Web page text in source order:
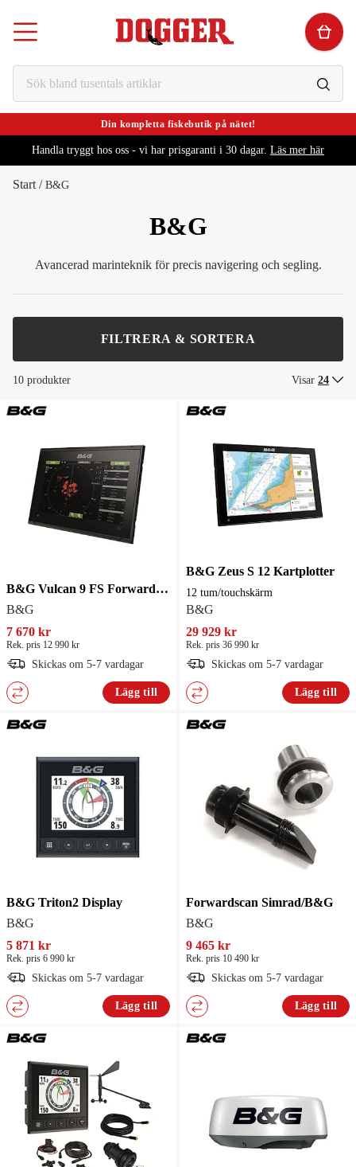
Din kompletta fiskebutik på nätet!
Handla tryggt hos oss - vi har prisgaranti i 30 dagar. Läs mer här
Start / B&G
B&G
Avancerad marinteknik för precis navigering och segling.
FILTRERA & SORTERA
10 produkter Visar 24
B&G Vulcan 9 FS Forward Scan Kartplotter
B&G
7 670 kr
Rek. pris 12 990 kr
Skickas om 5-7 vardagar
Lägg till
B&G Zeus S 12 Kartplotter
12 tum/touchskärm
B&G
29 929 kr
Rek. pris 36 990 kr
Skickas om 5-7 vardagar
Lägg till
B&G Triton2 Display
B&G
5 871 kr
Rek. pris 6 990 kr
Skickas om 5-7 vardagar
Lägg till
Forwardscan Simrad/B&G
B&G
9 465 kr
Rek. pris 10 490 kr
Skickas om 5-7 vardagar
Lägg till